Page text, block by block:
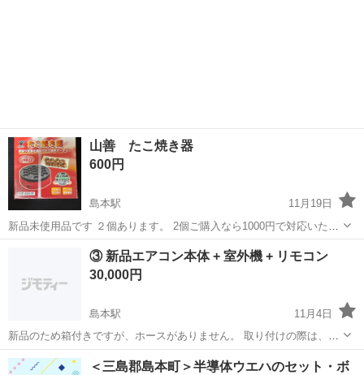
山善 たこ焼き器
600円
島本駅
11月19日
新品未使用品です ２個あります。 2個ご購入なら1000円で対応いたし
ます。 1個なら600円なります。 お値引きは対応しておりません。
島本駅 生活家電 山善
③ 新品エアコン本体 + 室外機 + リモコン
30,000円
島本駅
11月4日
新品のため箱付きですが、ホースがありません。 取り付けの際は、個
人で業者手配とホース代をご負担ください。
大阪 三島郡 島本駅 生活家電 個人
＜三島郡島本町＞半導体ウエハのセット・ボ